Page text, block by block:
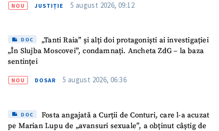
NOU JUSTIȚIE 5 august 2026, 09:12
DOC
„Tanti Raia” și alți doi protagoniști ai investigației
„În Slujba Moscovei”, condamnați. Ancheta ZdG – la baza
sentinței
NOU DOSAR 5 august 2026, 06:36
DOC
Fosta angajată a Curții de Conturi, care l-a acuzat
pe Marian Lupu de „avansuri sexuale”, a obținut câștig de